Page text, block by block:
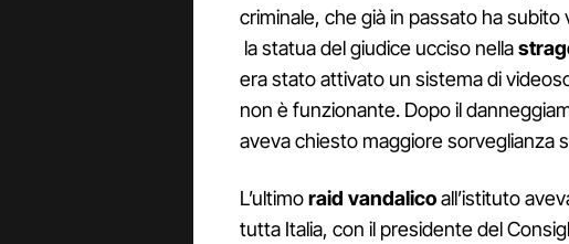
criminale, che già in passato ha
la statua del giudice ucciso nella
era stato attivato un sistema di
non è funzionante. Dopo il
aveva chiesto maggiore sorveglianza
L’ultimoraid vandalicoall’istituto
tutta Italia, con il presidente del